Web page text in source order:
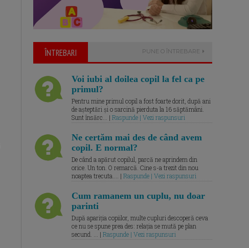
ÎNTREBARI PUNE O ÎNTREBARE
Voi iubi al doilea copil la fel ca pe
primul?
Pentru mine primul copil a fost foarte dorit, după ani
de așteptări și o sarcină pierduta la 16 săptămâni.
Sunt însărc... | Raspunde | Vezi raspunsuri
Ne certăm mai des de când avem
copil. E normal?
De când a apărut copilul, parcă ne aprindem din
orice. Un ton. O remarcă. Cine s-a trezit din nou
noaptea trecuta.... | Raspunde | Vezi raspunsuri
Cum ramanem un cuplu, nu doar
parinti
După apariția copiilor, multe cupluri descoperă ceva
ce nu se spune prea des: relația se mută pe plan
secund. ... | Raspunde | Vezi raspunsuri